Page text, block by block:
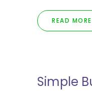
READ MORE
Simple